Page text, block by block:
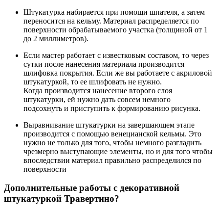
Штукатурка набирается при помощи шпателя, а затем
переносится на кельму. Материал распределяется по
поверхности обрабатываемого участка (толщиной от 1
до 2 миллиметров).
Если мастер работает с известковым составом, то через
сутки после нанесения материала производится
шлифовка покрытия. Если же вы работаете с акриловой
штукатуркой, то ее шлифовать не нужно.
Когда производится нанесение второго слоя
штукатурки, ей нужно дать совсем немного
подсохнуть и приступить к формированию рисунка.
Выравнивание штукатурки на завершающем этапе
производится с помощью венецианской кельмы. Это
нужно не только для того, чтобы немного разгладить
чрезмерно выступающие элементы, но и для того чтобы
впоследствии материал правильно распределился по
поверхности
Дополнительные работы c декоративной
штукатуркой Травертино?